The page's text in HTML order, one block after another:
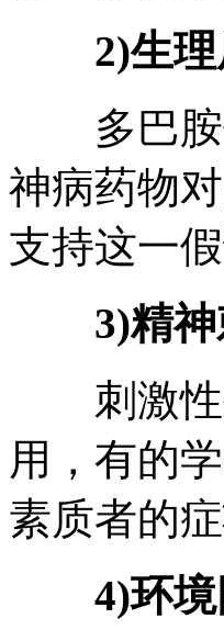
2)生理
多巴胺
神病药物
支持这一假
3)精神
刺激性
用，有的
素质者的
4)环境